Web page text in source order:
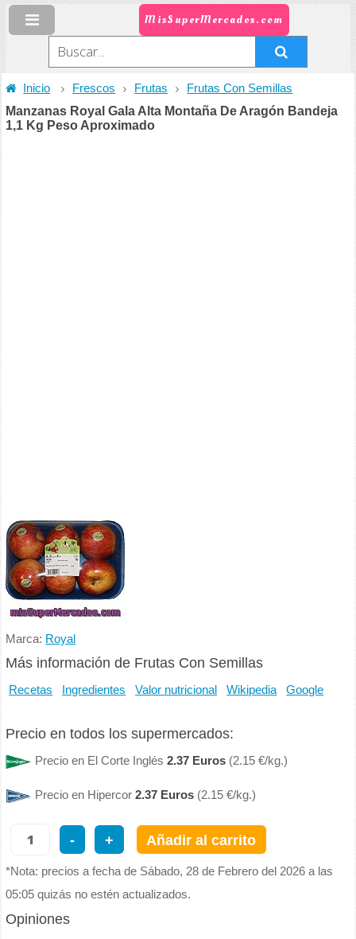
MisSuperMercados.com
Inicio Frescos Frutas Frutas Con Semillas
Manzanas Royal Gala Alta Montaña De Aragón Bandeja
1,1 Kg Peso Aproximado
Marca: Royal
Más información de Frutas Con Semillas
Recetas Ingredientes Valor nutricional Wikipedia Google
Precio en todos los supermercados:
Precio en El Corte Inglés2.37 Euros (2.15 €/kg.)
Precio en Hipercor2.37 Euros (2.15 €/kg.)
- + Añadir al carrito
*Nota: precios a fecha de Sábado, 28 de Febrero del 2026 a las
05:05 quizás no estén actualizados.
Opiniones